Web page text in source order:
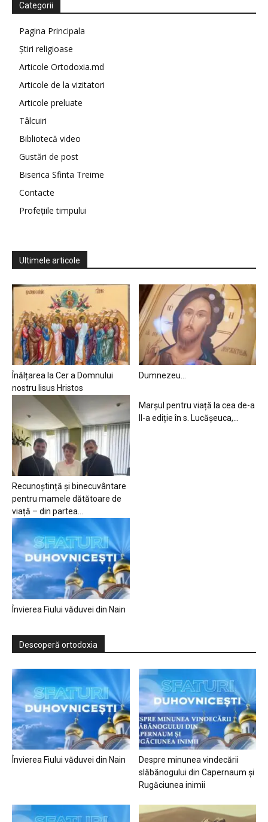
Categorii
Pagina Principala
Știri religioase
Articole Ortodoxia.md
Articole de la vizitatori
Articole preluate
Tâlcuiri
Bibliotecă video
Gustări de post
Biserica Sfinta Treime
Contacte
Profețiile timpului
Ultimele articole
Înălțarea la Cer a Domnului
nostru Iisus Hristos
Dumnezeu…
Recunoștință și binecuvântare
pentru mamele dătătoare de
viață – din partea...
Marșul pentru viață la cea de-a
II-a ediție în s. Lucășeuca,...
Învierea Fiului văduvei din Nain
Descoperă ortodoxia
Învierea Fiului văduvei din Nain
Despre minunea vindecării
slăbănogului din Capernaum și
Rugăciunea inimii